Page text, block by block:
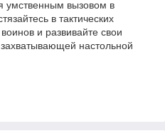
умственным вызовом в
в тактических
и развивайте свои
захватывающей настольной